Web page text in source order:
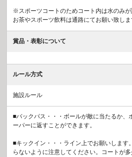
※スポーツコートのためコート内は水のみが
お茶やスポーツ飲料は通路にてお願い致しま
賞品・表彰について
ルール方式
施設ルール
■バックパス・・・ボールが敵に当たるか、
ーパーに返すことができます。
■キックイン・・・ライン上でお願いします
らないように注意してください。コートが